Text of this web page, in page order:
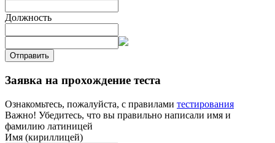
Должность
Отправить
Заявка на прохождение теста
Ознакомьтесь, пожалуйста, с правилами тестирования
Важно! Убедитесь, что вы правильно написали имя и
фамилию латиницей
Имя (кириллицей)